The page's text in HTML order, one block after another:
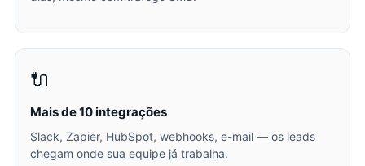
🔌
Mais de 10 integrações
Slack, Zapier, HubSpot, webhooks, e-mail — os leads
chegam onde sua equipe já trabalha.